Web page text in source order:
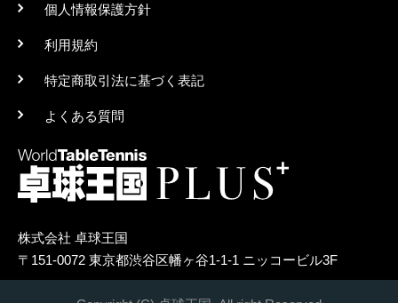
個人情報保護方針
利用規約
特定商取引法に基づく表記
よくある質問
株式会社 卓球王国
〒151-0072 東京都渋谷区幡ヶ谷1-1-1 ニッコービル3F